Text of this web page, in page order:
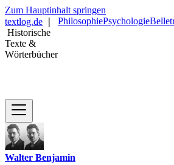
Zum Hauptinhalt springen
textlog.de
Historische
Texte &
Wörterbücher
PhilosophiePsychologie
Walter Benjamin